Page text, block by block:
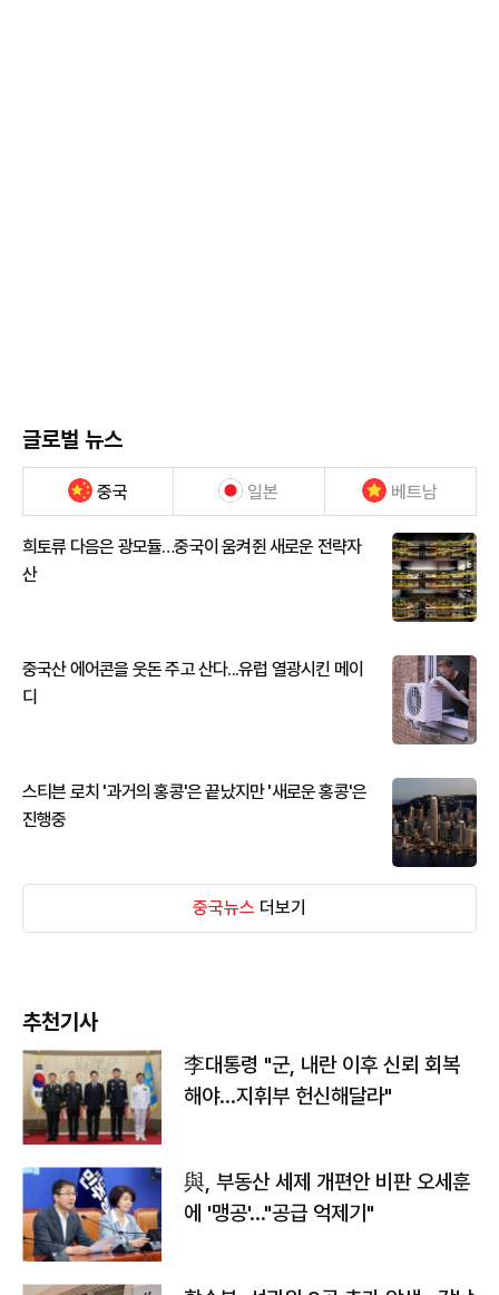
글로벌 뉴스
중국 일본 베트남
희토류 다음은 광모듈…중국이 움켜쥔 새로운 전략자
산
중국산 에어콘을 웃돈 주고 산다...유럽 열광시킨 메이
디
스티븐 로치 '과거의 홍콩'은 끝났지만 '새로운 홍콩'은
진행중
중국뉴스 더보기
추천기사
李대통령 "군, 내란 이후 신뢰 회복
해야…지휘부 헌신해달라"
與, 부동산 세제 개편안 비판 오세훈
에 '맹공'…"공급 억제기"